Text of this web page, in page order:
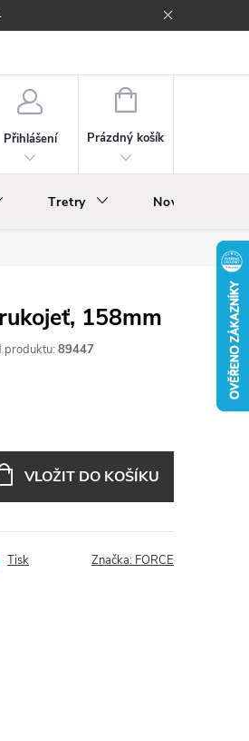
Přihlášení
NÁKUPNÍ
Prázdný košík
Tretry Nově v
158mm
produktu: 89447
VLOŽIT DO KOŠÍKU
Tisk Značka: FORCE